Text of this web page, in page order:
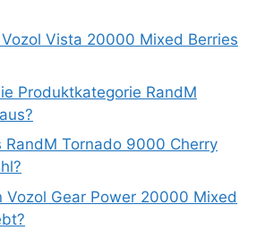
Vista 20000 Mixed Berries
Produktkategorie RandM
RandM Tornado 9000 Cherry
Vozol Gear Power 20000 Mixed